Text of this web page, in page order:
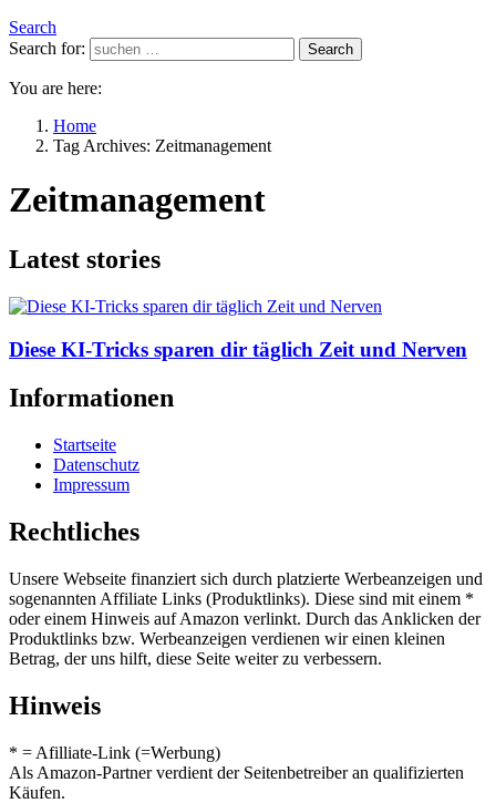
Search
Search for:
Search
You are here:
Home
Tag Archives: Zeitmanagement
Zeitmanagement
Latest stories
Diese KI-Tricks sparen dir täglich Zeit und Nerven
Informationen
Startseite
Datenschutz
Impressum
Rechtliches
Unsere Webseite finanziert sich durch platzierte Werbeanzeigen und
sogenannten Affiliate Links (Produktlinks). Diese sind mit einem *
oder einem Hinweis auf Amazon verlinkt. Durch das Anklicken der
Produktlinks bzw. Werbeanzeigen verdienen wir einen kleinen
Betrag, der uns hilft, diese Seite weiter zu verbessern.
Hinweis
* = Afilliate-Link (=Werbung)
Als Amazon-Partner verdient der Seitenbetreiber an qualifizierten
Käufen.